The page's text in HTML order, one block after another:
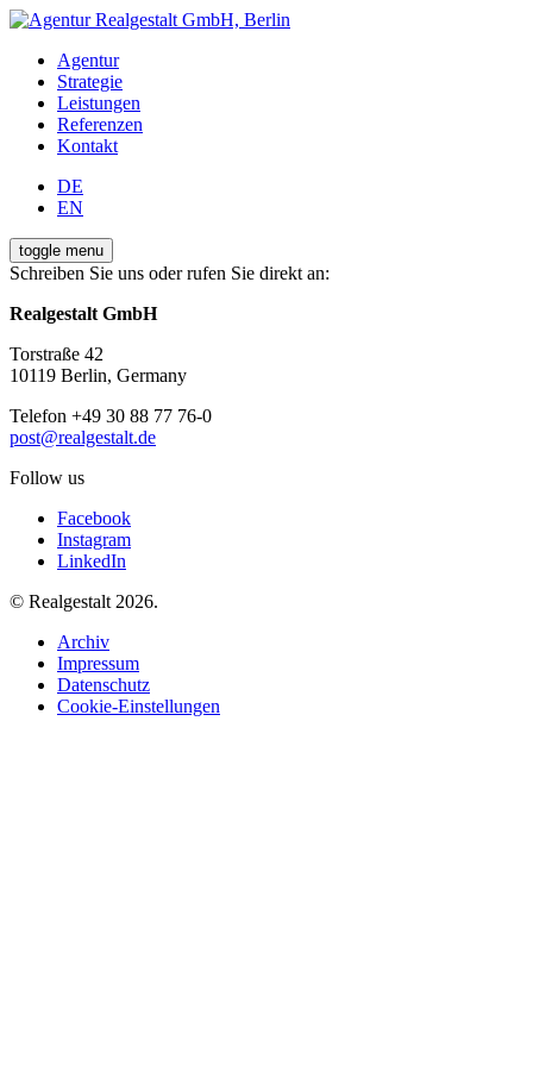
Agentur
Strategie
Leistungen
Referenzen
Kontakt
DE
EN
toggle menu
Schreiben Sie uns oder rufen Sie direkt an:
Realgestalt GmbH
Torstraße 42
10119 Berlin, Germany
Telefon +49 30 88 77 76-0
post@realgestalt.de
Follow us
Facebook
Instagram
LinkedIn
© Realgestalt 2026.
Archiv
Impressum
Datenschutz
Cookie-Einstellungen